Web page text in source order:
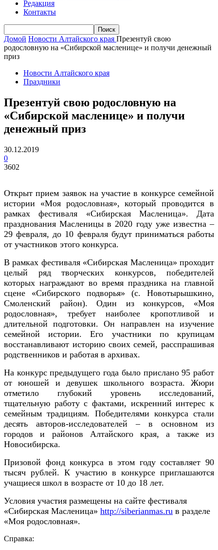
Редакция
Контакты
Домой Новости Алтайского края Презентуй свою
родословную на «Сибирской масленице» и получи денежный
приз
Новости Алтайского края
Праздники
Презентуй свою родословную на
«Сибирской масленице» и получи
денежный приз
30.12.2019
0
3602
Открыт прием заявок на участие в конкурсе семейной
истории «Моя родословная», который проводится в
рамках фестиваля «Сибирская Масленица». Дата
празднования Масленицы в 2020 году уже известна –
29 февраля, до 10 февраля будут приниматься работы
от участников этого конкурса.
В рамках фестиваля «Сибирская Масленица» проходит
целый ряд творческих конкурсов, победителей
которых награждают во время праздника на главной
сцене «Сибирского подворья» (с. Новотырышкино,
Смоленский район). Один из конкурсов, «Моя
родословная», требует наиболее кропотливой и
длительной подготовки. Он направлен на изучение
семейной истории. Его участники по крупицам
восстанавливают историю своих семей, расспрашивая
родственников и работая в архивах.
На конкурс предыдущего года было прислано 95 работ
от юношей и девушек школьного возраста. Жюри
отметило глубокий уровень исследований,
тщательную работу с фактами, искренний интерес к
семейным традициям. Победителями конкурса стали
десять авторов-исследователей – в основном из
городов и районов Алтайского края, а также из
Новосибирска.
Призовой фонд конкурса в этом году составляет 90
тысяч рублей.К участию в конкурсе приглашаются
учащиеся школ в возрасте от 10 до 18 лет.
Условия участия размещены на сайте фестиваля
«Сибирская Масленица» http://siberianmas.ru в разделе
«Моя родословная».
Справка: